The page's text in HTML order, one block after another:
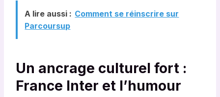
A lire aussi : Comment se réinscrire sur
Parcoursup
Un ancrage culturel fort :
France Inter et l’humour